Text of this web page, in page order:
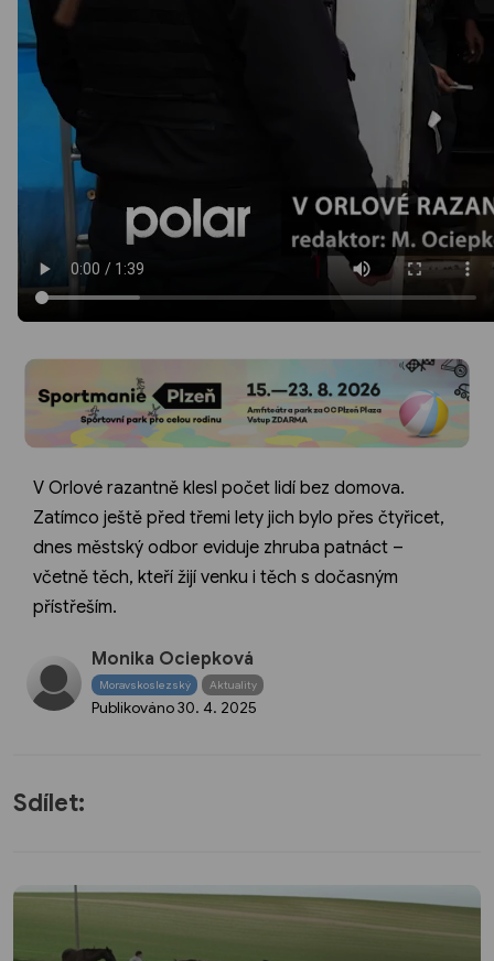
V Orlové razantně klesl počet lidí bez domova.
Zatímco ještě před třemi lety jich bylo přes čtyřicet,
dnes městský odbor eviduje zhruba patnáct –
včetně těch, kteří žijí venku i těch s dočasným
přístřeším.
Monika Ociepková
Moravskoslezský Aktuality
Publikováno30. 4. 2025
Sdílet: